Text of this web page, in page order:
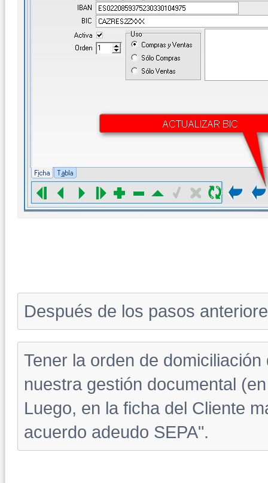
Después de los pasos
Tener la orden de
nuestra gestión documental
Luego, en la ficha del Cliente
acuerdo adeudo SEPA".